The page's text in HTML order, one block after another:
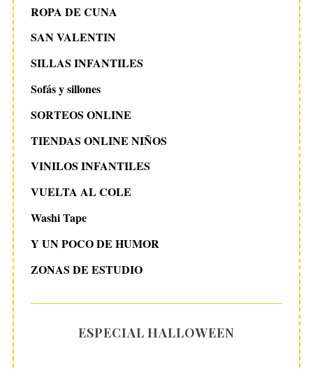
ROPA DE CUNA
SAN VALENTIN
SILLAS INFANTILES
Sofás y sillones
SORTEOS ONLINE
TIENDAS ONLINE NIÑOS
VINILOS INFANTILES
VUELTA AL COLE
Washi Tape
Y UN POCO DE HUMOR
ZONAS DE ESTUDIO
ESPECIAL HALLOWEEN